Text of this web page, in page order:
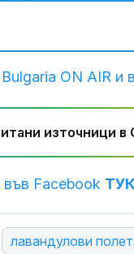
ON AIR и
източници в
във Facebook ТУК
лавандулови